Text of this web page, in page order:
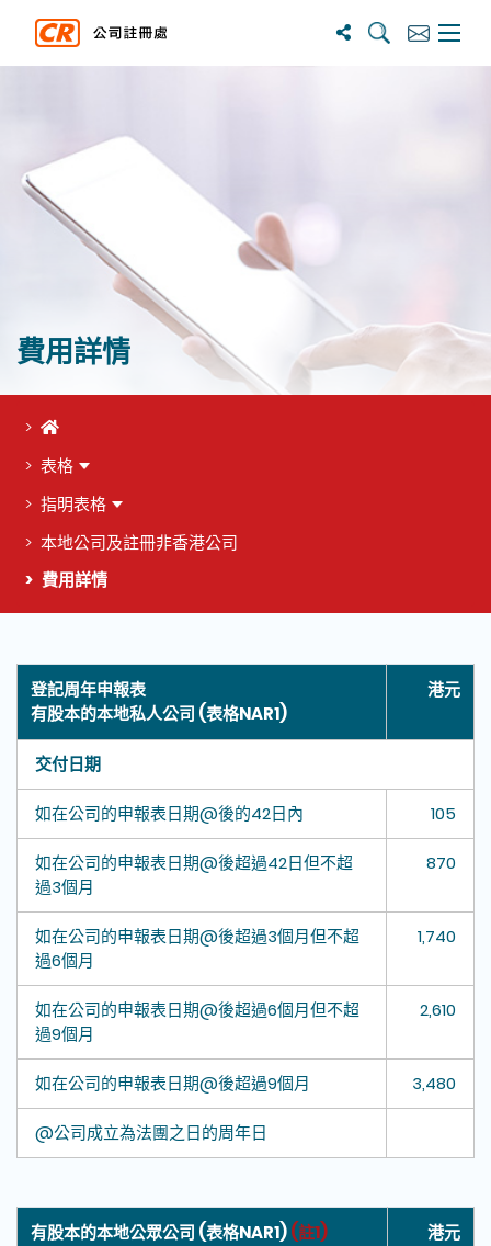
搜寻 订阅主选
費用詳情
首頁
表格
指明表格
本地公司及註冊非香港公司
費用詳情
登記周年申報表
有股本的本地私人公司 (表格NAR1)
港元
交付日期
如在公司的申報表日期@後的42日內 105
如在公司的申報表日期@後超過42日但不超
過3個月
870
如在公司的申報表日期@後超過3個月但不超
過6個月
1,740
如在公司的申報表日期@後超過6個月但不超
過9個月
2,610
如在公司的申報表日期@後超過9個月 3,480
@公司成立為法團之日的周年日
有股本的本地公眾公司 (表格NAR1)(註1) 港元